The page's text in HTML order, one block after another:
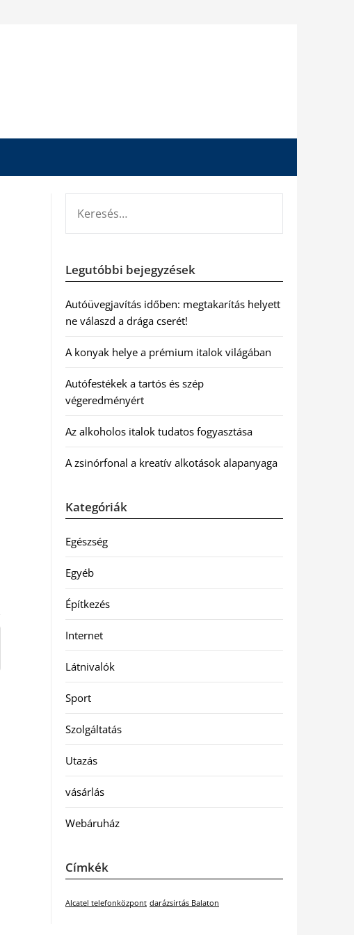
Legutóbbi bejegyzések
Autóüvegjavítás időben: megtakarítás helyett
ne válaszd a drága cserét!
A konyak helye a prémium italok világában
Autófestékek a tartós és szép
végeredményért
Az alkoholos italok tudatos fogyasztása
A zsinórfonal a kreatív alkotások alapanyaga
Kategóriák
Egészség
Egyéb
Építkezés
Internet
Látnivalók
Sport
Szolgáltatás
Utazás
vásárlás
Webáruház
Címkék
Alcatel telefonközpont darázsirtás Balaton